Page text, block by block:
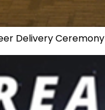
Delivery Ceremony